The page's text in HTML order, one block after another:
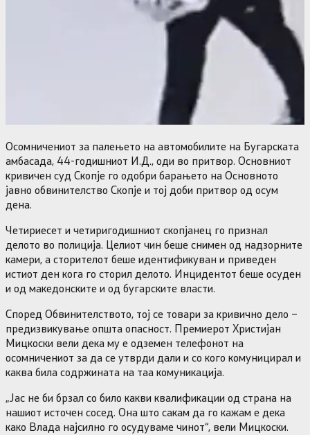
Осомничениот за палењето на автомобилите на Бугарската
амбасада, 44-годишниот И.Д., оди во притвор. Основниот
кривичен суд Скопје го одобри барањето на Основното
јавно обвинителство Скопје и тој доби притвор од осум
дена.
Четириесет и четиригодишниот скопјанец го признал
делото во полиција. Целиот чин беше снимен од надзорните
камери, а сторителот беше идентификуван и приведен
истиот ден кога го сторил делото. Инцидентот беше осуден
и од македонските и од бугарските власти.
Според Обвинителството, тој се товари за кривично дело –
предизвикување општа опасност. Премиерот Христијан
Мицкоски вели дека му е одземен телефонот на
осомничениот за да се утврди дали и со кого комуницирал и
каква била содржината на таа комуникација.
„Јас не би брзал со било какви квалификации од страна на
нашиот источен сосед. Она што сакам да го кажам е дека
како Влада најсилно го осудуваме чинот“, вели Мицкоски.